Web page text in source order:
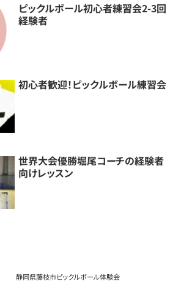
ピックルボール初心者練習会2-3回
経験者
初心者歓迎！ピックルボール練習会
世界大会優勝堀尾コーチの経験者
向けレッスン
静岡県藤枝市ピックルボール体験会